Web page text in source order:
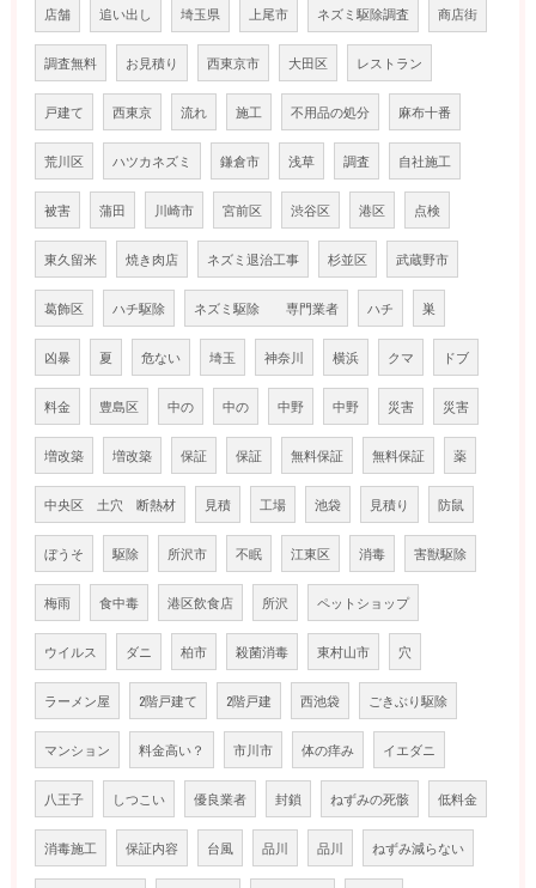
店舗 追い出し 埼玉県 上尾市 ネズミ駆除調査 商店街
調査無料 お見積り 西東京市 大田区 レストラン
戸建て 西東京 流れ 施工 不用品の処分 麻布十番
荒川区 ハツカネズミ 鎌倉市 浅草 調査 自社施工
被害 蒲田 川崎市 宮前区 渋谷区 港区 点検
東久留米 焼き肉店 ネズミ退治工事 杉並区 武蔵野市
葛飾区 ハチ駆除 ネズミ駆除 専門業者 ハチ 巣
凶暴 夏 危ない 埼玉 神奈川 横浜 クマ ドブ
料金 豊島区 中の 中の 中野 中野 災害 災害
増改築 増改築 保証 保証 無料保証 無料保証 薬
中央区 土穴 断熱材 見積 工場 池袋 見積り 防鼠
ぼうそ 駆除 所沢市 不眠 江東区 消毒 害獣駆除
梅雨 食中毒 港区飲食店 所沢 ペットショップ
ウイルス ダニ 柏市 殺菌消毒 東村山市 穴
ラーメン屋 2階戸建て 2階戸建 西池袋 ごきぶり駆除
マンション 料金高い？ 市川市 体の痒み イエダニ
八王子 しつこい 優良業者 封鎖 ねずみの死骸 低料金
消毒施工 保証内容 台風 品川 品川 ねずみ減らない